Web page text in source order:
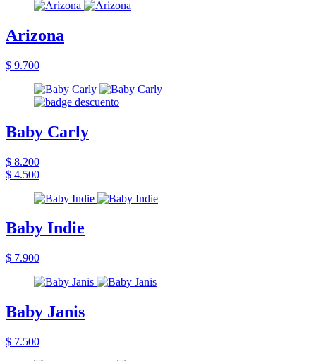
Arizona
$ 9.700
Baby Carly
$ 8.200
$ 4.500
Baby Indie
$ 7.900
Baby Janis
$ 7.500